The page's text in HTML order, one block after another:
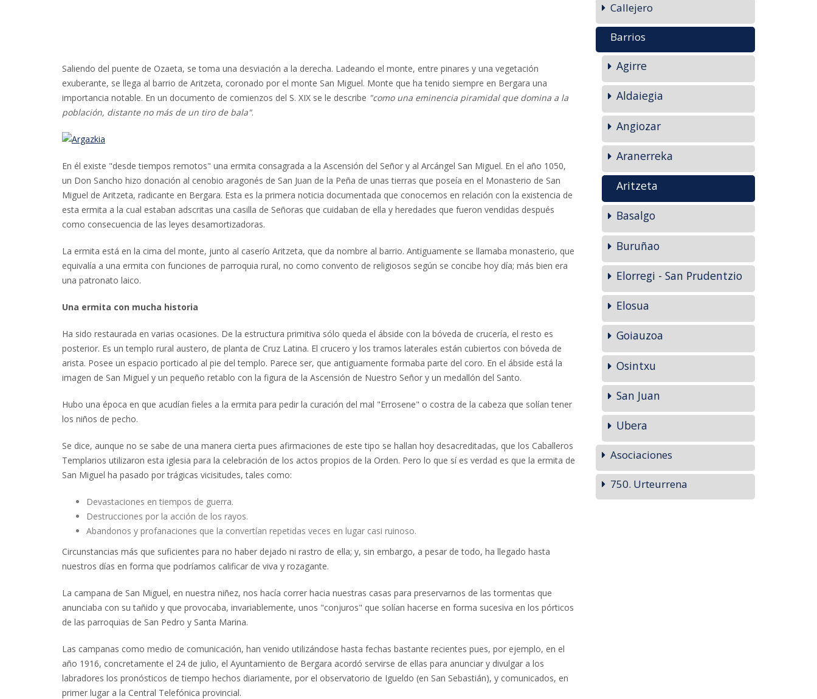
Saliendo del puente de Ozaeta, se toma una desviación a la derecha. Ladeando el monte, entre pinares y una vegetación
exuberante, se llega al barrio de Aritzeta, coronado por el monte San Miguel. Monte que ha tenido siempre en Bergara una
importancia notable. En un documento de comienzos del S. XIX se le describe "como una eminencia piramidal que domina a la
población, distante no más de un tiro de bala".
En él existe "desde tiempos remotos" una ermita consagrada a la Ascensión del Señor y al Arcángel San Miguel. En el año 1050,
un Don Sancho hizo donación al cenobio aragonés de San Juan de la Peña de unas tierras que poseía en el Monasterio de San
Miguel de Aritzeta, radicante en Bergara. Esta es la primera noticia documentada que conocemos en relación con la existencia de
esta ermita a la cual estaban adscritas una casilla de Señoras que cuidaban de ella y heredades que fueron vendidas después
como consecuencia de las leyes desamortizadoras.
La ermita está en la cima del monte, junto al caserío Aritzeta, que da nombre al barrio. Antiguamente se llamaba monasterio, que
equivalía a una ermita con funciones de parroquia rural, no como convento de religiosos según se concibe hoy día; más bien era
una patronato laico.
Una ermita con mucha historia
Ha sido restaurada en varias ocasiones. De la estructura primitiva sólo queda el ábside con la bóveda de crucería, el resto es
posterior. Es un templo rural austero, de planta de Cruz Latina. El crucero y los tramos laterales están cubiertos con bóveda de
arista. Posee un espacio porticado al pie del templo. Parece ser, que antiguamente formaba parte del coro. En el ábside está la
imagen de San Miguel y un pequeño retablo con la figura de la Ascensión de Nuestro Señor y un medallón del Santo.
Hubo una época en que acudían fieles a la ermita para pedir la curación del mal "Errosene" o costra de la cabeza que solían tener
los niños de pecho.
Se dice, aunque no se sabe de una manera cierta pues afirmaciones de este tipo se hallan hoy desacreditadas, que los Caballeros
Templarios utilizaron esta iglesia para la celebración de los actos propios de la Orden. Pero lo que sí es verdad es que la ermita de
San Miguel ha pasado por trágicas vicisitudes, tales como:
Devastaciones en tiempos de guerra.
Destrucciones por la acción de los rayos.
Abandonos y profanaciones que la convertían repetidas veces en lugar casi ruinoso.
Circunstancias más que suficientes para no haber dejado ni rastro de ella; y, sin embargo, a pesar de todo, ha llegado hasta
nuestros días en forma que podríamos calificar de viva y rozagante.
La campana de San Miguel, en nuestra niñez, nos hacía correr hacia nuestras casas para preservarnos de las tormentas que
anunciaba con su tañido y que provocaba, invariablemente, unos "conjuros" que solían hacerse en forma sucesiva en los pórticos
de las parroquias de San Pedro y Santa Marina.
Las campanas como medio de comunicación, han venido utilizándose hasta fechas bastante recientes pues, por ejemplo, en el
año 1916, concretamente el 24 de julio, el Ayuntamiento de Bergara acordó servirse de ellas para anunciar y divulgar a los
labradores los pronósticos de tiempo hechos diariamente, por el observatorio de Igueldo (en San Sebastián), y comunicados, en
primer lugar a la Central Telefónica provincial.
Callejero
Barrios
Agirre
Aldaiegia
Angiozar
Aranerreka
Aritzeta
Basalgo
Buruñao
Elorregi - San Prudentzio
Elosua
Goiauzoa
Osintxu
San Juan
Ubera
Asociaciones
750. Urteurrena